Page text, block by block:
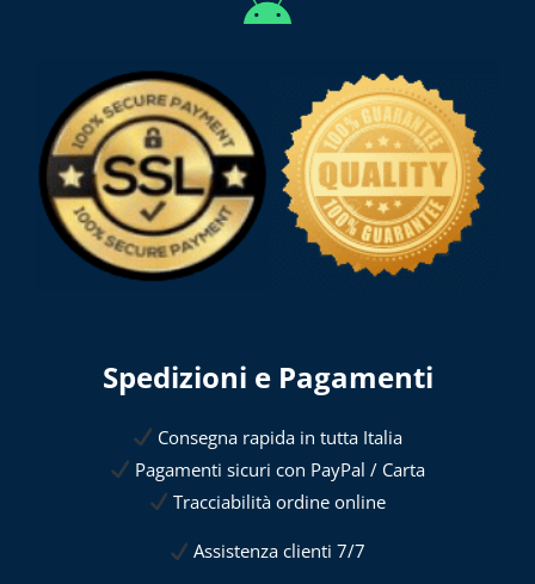
Spedizioni e Pagamenti
Consegna rapida in tutta Italia
Pagamenti sicuri con PayPal / Carta
Tracciabilità ordine online
Assistenza clienti 7/7